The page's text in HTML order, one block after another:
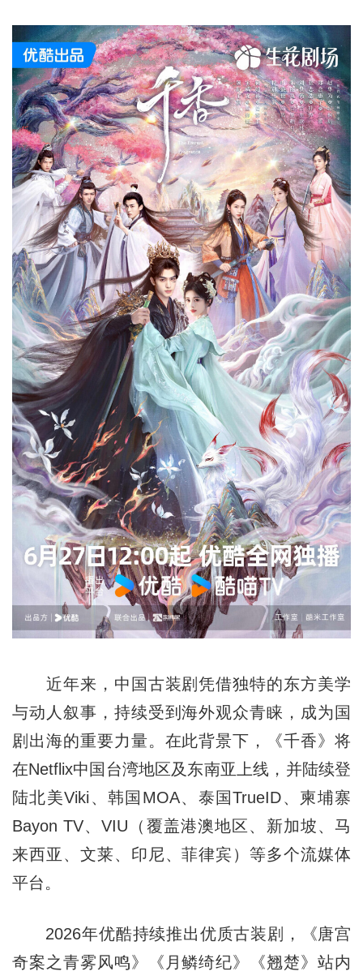
近年来，中国古装剧凭借独特的东方美学
与动人叙事，持续受到海外观众青睐，成为国
剧出海的重要力量。在此背景下，《千香》将
在Netflix中国台湾地区及东南亚上线，并陆续登
陆北美Viki、韩国MOA、泰国TrueID、柬埔寨
Bayon TV、VIU（覆盖港澳地区、新加坡、马
来西亚、文莱、印尼、菲律宾）等多个流媒体
平台。
2026年优酷持续推出优质古装剧，《唐宫
奇案之青雾风鸣》《月鳞绮纪》《翘楚》站内